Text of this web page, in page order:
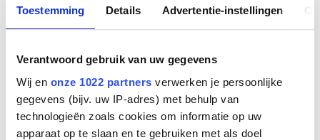
Toestemming Details Advertentie-instellingen
Verantwoord gebruik van uw gegevens
Wij en onze 1022 partners verwerken je persoonlijke
gegevens (bijv. uw IP-adres) met behulp van
technologieën zoals cookies om informatie op uw
apparaat op te slaan en te gebruiken met als doel
Dado
Gent 1873 - Antwerpen 1952
dal Ponte Giovanni
Dalí Salvador
Figueras (Catalonië, Spanje) 1904 - 1989
De spinsters